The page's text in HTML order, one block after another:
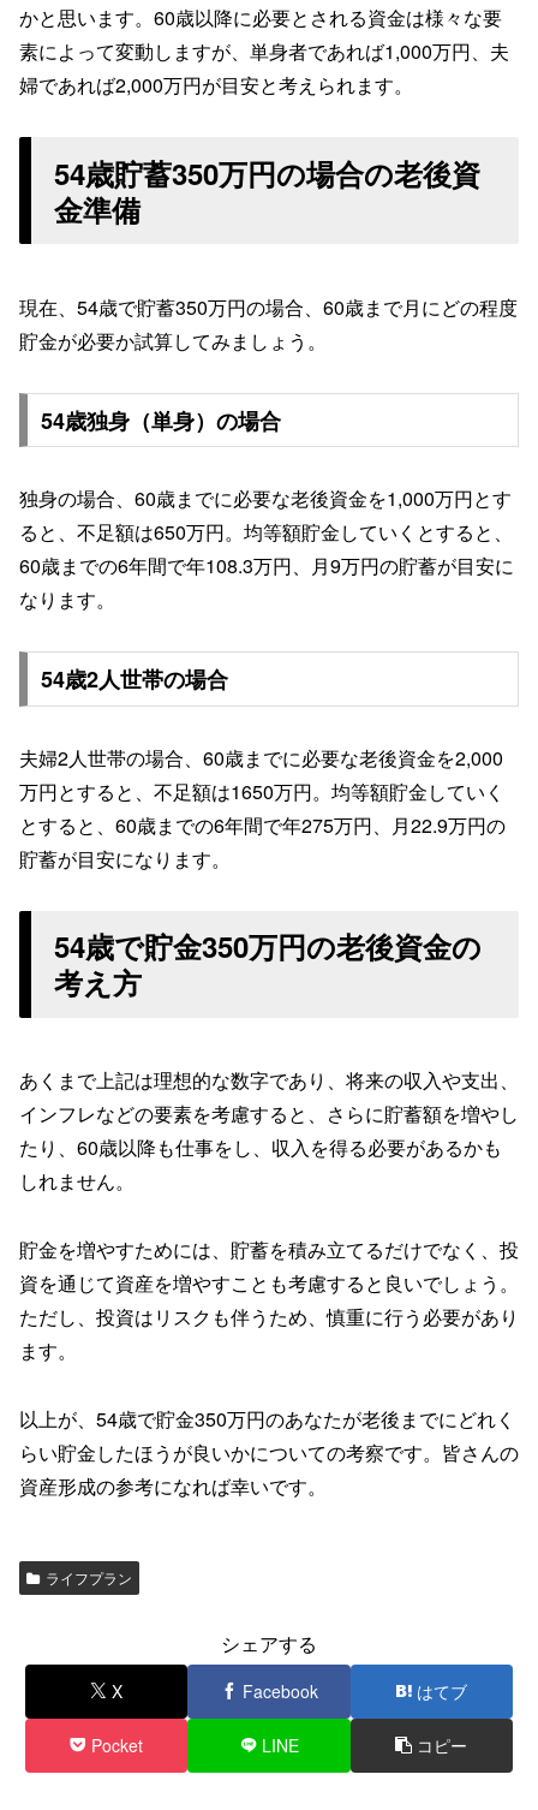
かと思います。60歳以降に必要とされる資金は様々な要
素によって変動しますが、単身者であれば1,000万円、夫
婦であれば2,000万円が目安と考えられます。
54歳貯蓄350万円の場合の老後資
金準備
現在、54歳で貯蓄350万円の場合、60歳まで月にどの程度
貯金が必要か試算してみましょう。
54歳独身（単身）の場合
独身の場合、60歳までに必要な老後資金を1,000万円とす
ると、不足額は650万円。均等額貯金していくとすると、
60歳までの6年間で年108.3万円、月9万円の貯蓄が目安に
なります。
54歳2人世帯の場合
夫婦2人世帯の場合、60歳までに必要な老後資金を2,000
万円とすると、不足額は1650万円。均等額貯金していく
とすると、60歳までの6年間で年275万円、月22.9万円の
貯蓄が目安になります。
54歳で貯金350万円の老後資金の
考え方
あくまで上記は理想的な数字であり、将来の収入や支出、
インフレなどの要素を考慮すると、さらに貯蓄額を増やし
たり、60歳以降も仕事をし、収入を得る必要があるかも
しれません。
貯金を増やすためには、貯蓄を積み立てるだけでなく、投
資を通じて資産を増やすことも考慮すると良いでしょう。
ただし、投資はリスクも伴うため、慎重に行う必要があり
ます。
以上が、54歳で貯金350万円のあなたが老後までにどれく
らい貯金したほうが良いかについての考察です。皆さんの
資産形成の参考になれば幸いです。
ライフプラン
シェアする
X Facebook はてブ
Pocket LINE コピー